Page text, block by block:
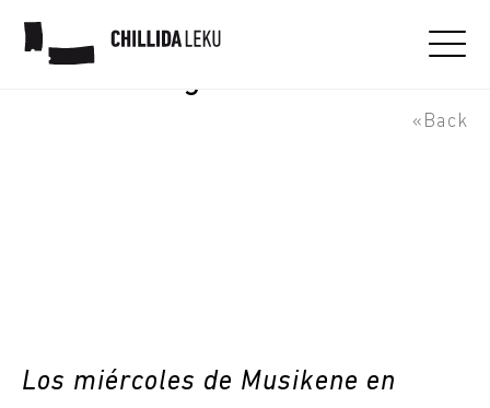
Concierto de Musikene con
«Back
Los miércoles de Musikene en